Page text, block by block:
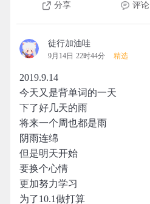
分享 评论
徒行加油哇
9月14日 22时44分 精选
2019.9.14
今天又是背单词的一天
下了好几天的雨
将来一个周也都是雨
阴雨连绵
但是明天开始
要换个心情
更加努力学习
为了10.1做打算